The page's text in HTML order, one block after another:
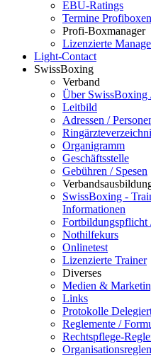
EBU-Ratings
Termine Profiboxen
Profi-Boxmanager
Lizenzierte
Light-Contact
SwissBoxing
Verband
Über SwissBoxing
Leitbild
Adressen /
Organigramm
Geschäftsstelle
Gebühren / Spesen
SwissBoxing -
Informationen
Fortbildungspflicht
Nothilfekurs
Onlinetest
Lizenzierte Trainer
Diverses
Medien &
Links
Protokolle
Reglemente /
Rechtspflege-